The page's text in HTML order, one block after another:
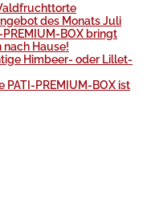
des Monats Juli
BOX bringt
Hause!
Himbeer- oder Lillet-
PATI-PREMIUM-BOX ist